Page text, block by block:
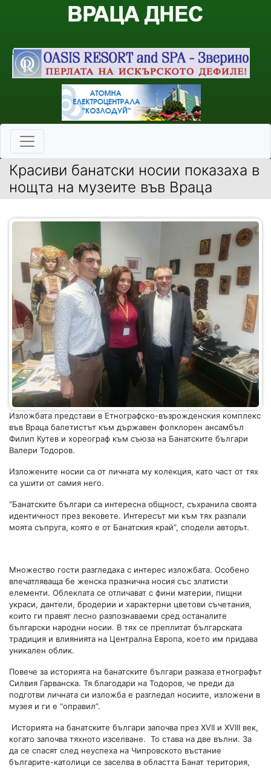
Красиви банатски носии показаха в
нощта на музеите във Враца
Изложбата представи в Етнографско-възрожденския комплекс
във Враца балетистът към държавен фолклорен ансамбъл
Филип Кутев и хореограф към съюза на Банатските българи
Валери Тодоров.
Изложените носии са от личната му колекция, като част от тях
са ушити от самия него.
“Банатските българи са интересна общност, съхранила своята
идентичност през вековете. Интересът ми към тях разпали
моята съпруга, която е от Банатския край”, сподели авторът.
Множество гости разгледаха с интерес изложбата. Особено
впечатляваща бе женска празнична носия със златисти
елементи. Облеклата се отличават с фини материи, пищни
украси, дантели, бродерии и характерни цветови съчетания,
които ги правят лесно разпознаваеми сред останалите
български народни носии. В тях се преплитат българската
традиция и влиянията на Централна Европа, което им придава
уникален облик.
Повече за историята на банатските българи разказа етнографът
Силвия Гарванска. Тя благодари на Тодоров, че преди да
подготви личната си изложба е разгледал носиите, изложени в
музея и ги е “оправил”.
Историята на банатските българи започва през XVII и XVIII век,
когато започва тяхното изселване. То става на две вълни. За
да се спасят след неуспеха на Чипровското въстание
българите-католици се заселва в областта Банат територия,